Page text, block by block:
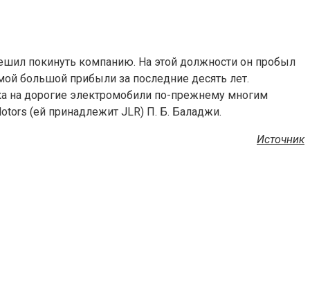
покинуть компанию. На этой должности он пробыл
большой прибыли за последние десять лет.
на дорогие электромобили по-прежнему многим
(ей принадлежит JLR) П. Б. Баладжи.
Источник